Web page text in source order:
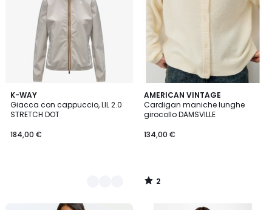
K-WAY
Giacca con cappuccio, LIL 2.0
STRETCH DOT
184,00 €
3
Colori
AMERICAN VINTAGE
Cardigan maniche lunghe
girocollo DAMSVILLE
134,00 €
2
/
5
2
/